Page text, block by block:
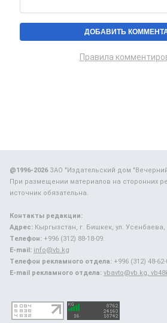
Правила
@1996-2026ЗАО "Издательский дом
При размещении материалов на сторонних
источник обязательна.
Контакты редакции:
Адрес: Кыргызстан, г. Бишкек, ул. Усенбаева,
Телефон: +996 (312) 88-18-09.
E-mail: info@vb.kg
Телефон рекламного отдела: +996 (312) 48-62-
E-mail рекламного отдела: vbavto@vb.kg,